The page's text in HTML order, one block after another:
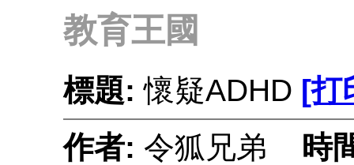
教育王國
標題:懷疑ADHD [打
作者: 令狐兄弟 時